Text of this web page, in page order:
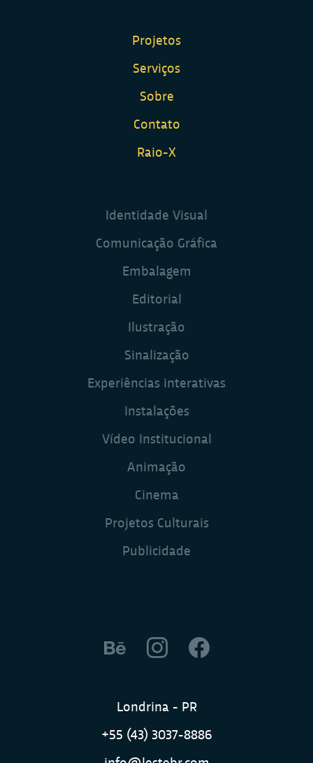
Projetos
Serviços
Sobre
Contato
Raio-X
Identidade Visual
Comunicação Gráfica
Embalagem
Editorial
Ilustração
Sinalização
Experiências interativas
Instalações
Vídeo Institucional
Animação
Cinema
Projetos Culturais
Publicidade
Londrina - PR
+55 (43) 3037-8886